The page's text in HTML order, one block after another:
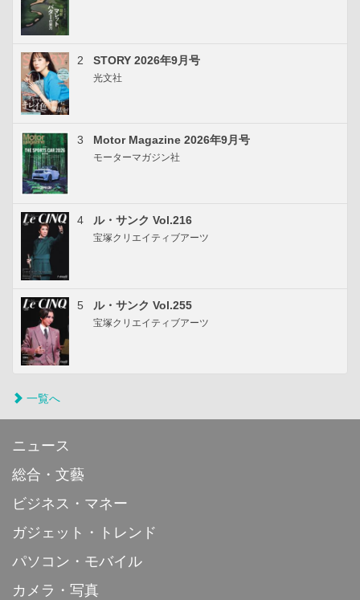
2 STORY 2026年9月号
光文社
3 Motor Magazine 2026年9月号
モーターマガジン社
4 ル・サンク Vol.216
宝塚クリエイティブアーツ
5 ル・サンク Vol.255
宝塚クリエイティブアーツ
一覧へ
ニュース
総合・文藝
ビジネス・マネー
ガジェット・トレンド
パソコン・モバイル
カメラ・写真